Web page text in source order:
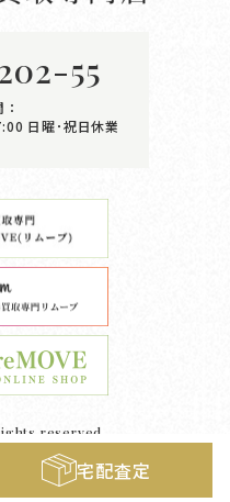
宅配査定
55
日曜･祝日休業
reserved.